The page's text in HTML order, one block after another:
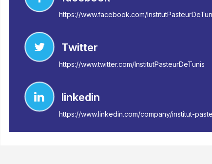
https://www.facebook.com/
Twitter
https://www.twitter.com/InstitutPasteurDeTunis
linkedin
https://www.linkedin.com/company/institut-